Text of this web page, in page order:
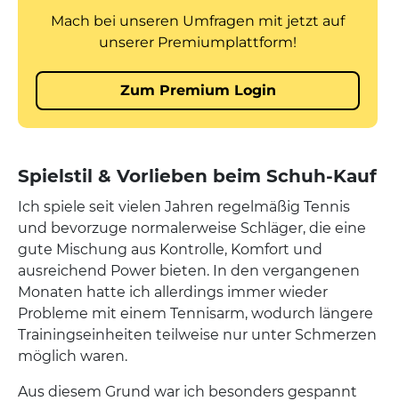
Spielstil & Vorlieben beim Schuh-Kauf
Ich spiele seit vielen Jahren regelmäßig Tennis
und bevorzuge normalerweise Schläger, die eine
gute Mischung aus Kontrolle, Komfort und
ausreichend Power bieten. In den vergangenen
Monaten hatte ich allerdings immer wieder
Probleme mit einem Tennisarm, wodurch längere
Trainingseinheiten teilweise nur unter Schmerzen
möglich waren.
Aus diesem Grund war ich besonders gespannt